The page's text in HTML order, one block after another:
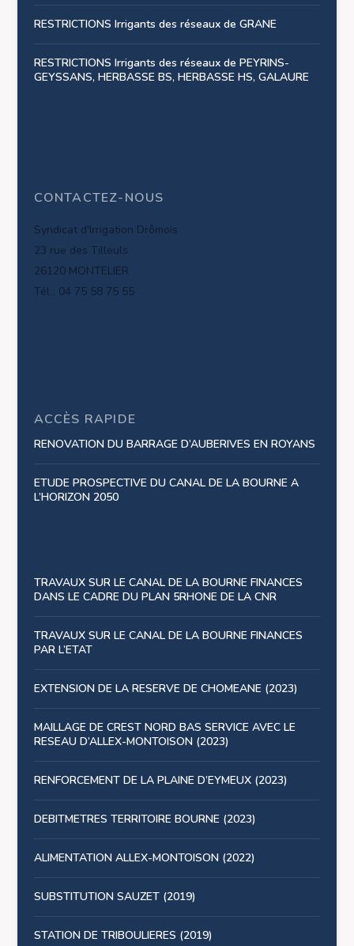
RESTRICTIONS Irrigants des réseaux de GRANE
RESTRICTIONS Irrigants des réseaux de PEYRINS-
GEYSSANS, HERBASSE BS, HERBASSE HS, GALAURE
CONTACTEZ-NOUS
Syndicat d'Irrigation Drômois
23 rue des Tilleuls
26120 MONTELIER
Tél : 04 75 58 75 55
ACCÈS RAPIDE
RENOVATION DU BARRAGE D’AUBERIVES EN ROYANS
ETUDE PROSPECTIVE DU CANAL DE LA BOURNE A
L’HORIZON 2050
TRAVAUX SUR LE CANAL DE LA BOURNE FINANCES
DANS LE CADRE DU PLAN 5RHONE DE LA CNR
TRAVAUX SUR LE CANAL DE LA BOURNE FINANCES
PAR L’ETAT
EXTENSION DE LA RESERVE DE CHOMEANE (2023)
MAILLAGE DE CREST NORD BAS SERVICE AVEC LE
RESEAU D’ALLEX-MONTOISON (2023)
RENFORCEMENT DE LA PLAINE D’EYMEUX (2023)
DEBITMETRES TERRITOIRE BOURNE (2023)
ALIMENTATION ALLEX-MONTOISON (2022)
SUBSTITUTION SAUZET (2019)
STATION DE TRIBOULIERES (2019)